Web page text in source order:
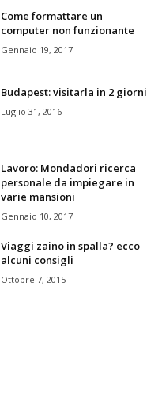
Come formattare un
computer non funzionante
Gennaio 19, 2017
Budapest: visitarla in 2 giorni
Luglio 31, 2016
Lavoro: Mondadori ricerca
personale da impiegare in
varie mansioni
Gennaio 10, 2017
Viaggi zaino in spalla? ecco
alcuni consigli
Ottobre 7, 2015